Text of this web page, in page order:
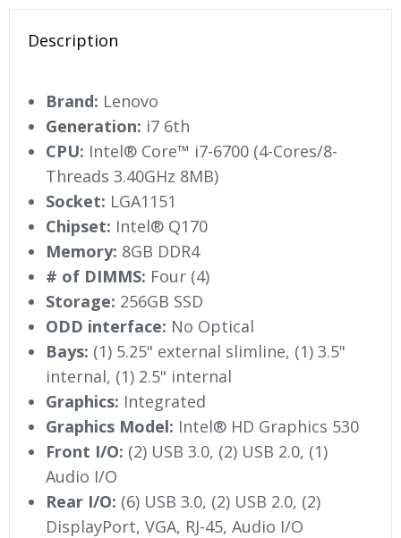
Description
Brand: Lenovo
Generation: i7 6th
CPU: Intel® Core™ i7-6700 (4-Cores/8-
Threads 3.40GHz 8MB)
Socket: LGA1151
Chipset: Intel® Q170
Memory: 8GB DDR4
# of DIMMS: Four (4)
Storage: 256GB SSD
ODD interface: No Optical
Bays: (1) 5.25" external slimline, (1) 3.5"
internal, (1) 2.5" internal
Graphics: Integrated
Graphics Model: Intel® HD Graphics 530
Front I/O: (2) USB 3.0, (2) USB 2.0, (1)
Audio I/O
Rear I/O: (6) USB 3.0, (2) USB 2.0, (2)
DisplayPort, VGA, RJ-45, Audio I/O